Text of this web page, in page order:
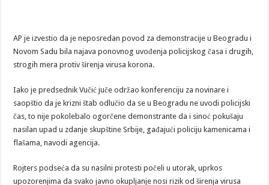
AP je izvestio da je neposredan povod za demonstracije u Beogradu i
Novom Sadu bila najava ponovnog uvođenja policijskog časa i drugih,
strogih mera protiv širenja virusa korona.
Iako je predsednik Vučić juče održao konferenciju za novinare i
saopštio da je krizni štab odlučio da se u Beogradu ne uvodi policijski
čas, to nije pokolebalo ogorčene demonstrante da i sinoć pokušaju
nasilan upad u zdanje skupštine Srbije, gađajući policiju kamenicama i
flašama, navodi agencija.
Rojters podseća da su nasilni protesti počeli u utorak, uprkos
upozorenjima da svako javno okupljanje nosi rizik od širenja virusa